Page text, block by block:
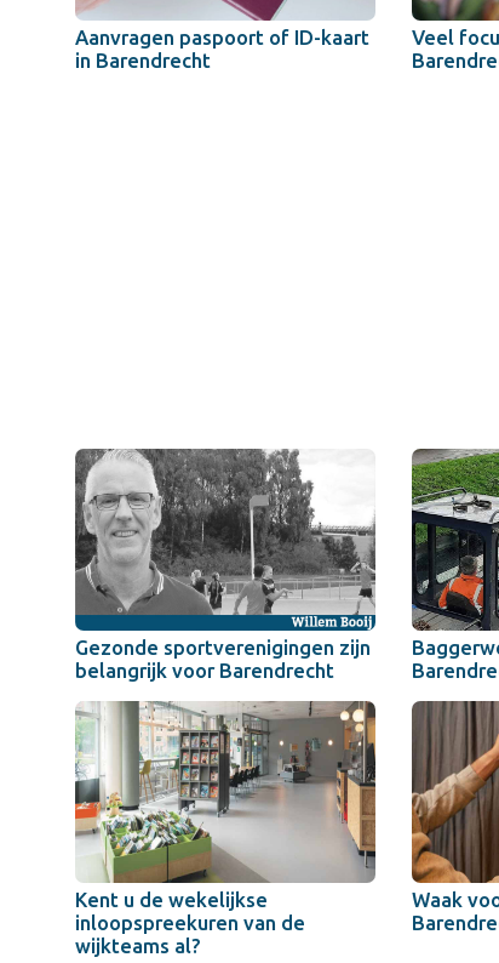
Aanvragen paspoort of ID-kaart
in Barendrecht
Veel
Gezonde sportverenigingen zijn
belangrijk voor Barendrecht
Kent u de wekelijkse
inloopspreekuren van de
wijkteams al?
Waak